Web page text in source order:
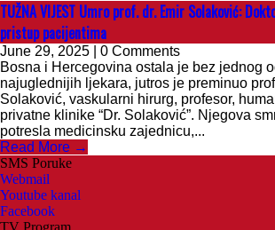
TUŽNA VIJEST Umro prof. dr. Emir Solaković:
pristup pacijentima
June 29, 2025 | 0 Comments
Bosna i Hercegovina ostala je bez jednog
najuglednijih ljekara, jutros je preminuo
Solaković, vaskularni hirurg, profesor,
privatne klinike “Dr. Solaković”. Njegova
potresla medicinsku zajednicu,...
Read More →
SMS Poruke
Webmail
Youtube kanal
Facebook
TV Program